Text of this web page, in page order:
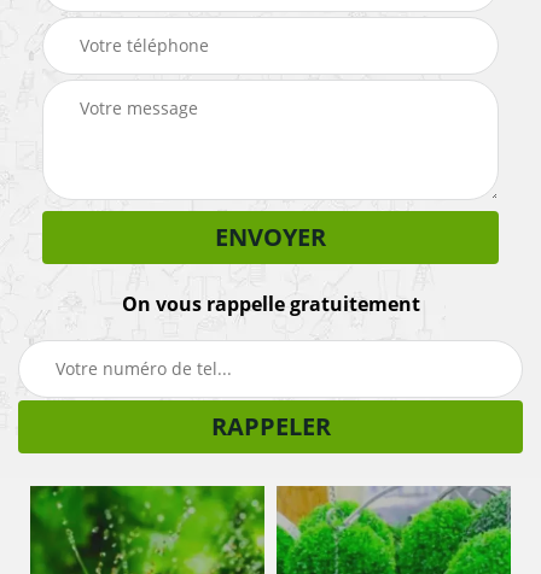
On vous rappelle gratuitement